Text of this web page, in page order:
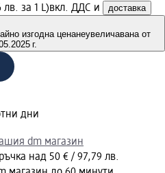
лв. за 1 L)вкл. ДДС и доставка
изгодна ценанеувеличавана от
г.
дни
dm магазин
над 50 € / 97,79 лв.